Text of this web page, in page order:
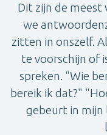
Dit zijn de
we
zitten in onszelf.
te voorschijn of
spreken. "Wie
bereik ik dat?"
gebeurt in mijn